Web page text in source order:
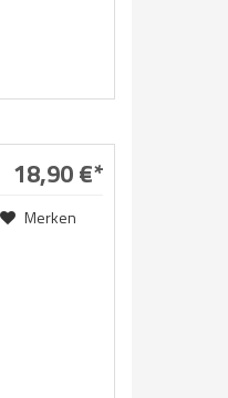
18,90 €*
Merken